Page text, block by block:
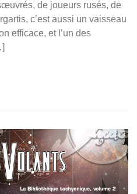
de joueurs rusés, de
c’est aussi un vaisseau
efficace, et l’un des